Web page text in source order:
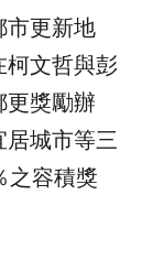
市更新地
柯文哲與彭
更獎勵辦
城市等三
之容積獎